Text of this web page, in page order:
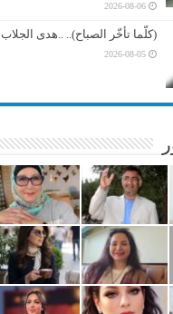
2026-08-06
(كلّما تأخّر الصباح).. ..هدى الجلاب
2026-08-05